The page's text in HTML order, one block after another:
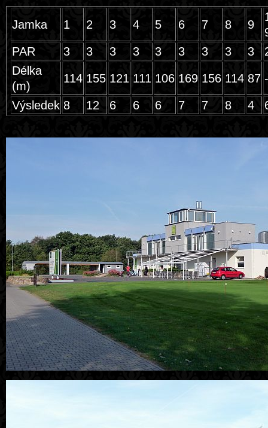
Jamka 1 2 3 4 5 6 7 8 9
PAR
3 3 3 3 3 3 3 3 3
Délka
(m)
114 155 121 111 106 169 156 114 87 -
Výsledek 8 12 6 6 6 7 7 8 4